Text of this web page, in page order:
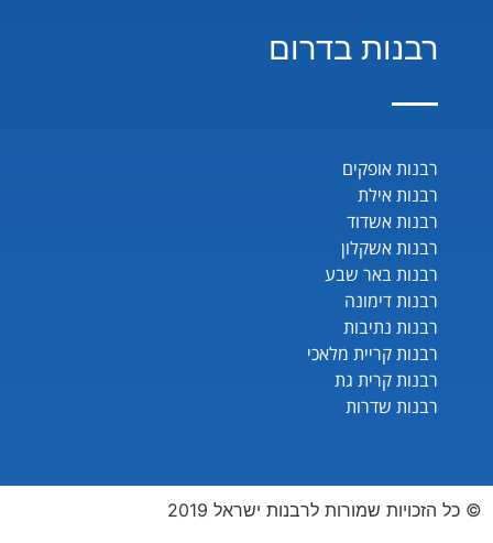
רבנות בדרום
רבנות אופקים
רבנות אילת
רבנות אשדוד
רבנות אשקלון
רבנות באר שבע
רבנות דימונה
רבנות נתיבות
רבנות קריית מלאכי
רבנות קרית גת
רבנות שדרות
© כל הזכויות שמורות לרבנות ישראל 2019